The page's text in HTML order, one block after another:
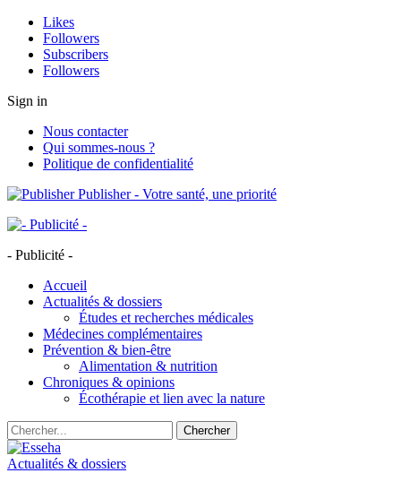
Likes
Followers
Subscribers
Followers
Sign in
Nous contacter
Qui sommes-nous ?
Politique de confidentialité
Publisher - Votre santé, une priorité
- Publicité -
Accueil
Actualités & dossiers
Études et recherches médicales
Médecines complémentaires
Prévention & bien-être
Alimentation & nutrition
Chroniques & opinions
Écothérapie et lien avec la nature
Actualités & dossiers